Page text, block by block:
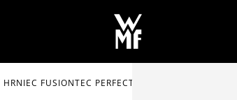
HRNIEC FUSIONTEC PERFECT PREMIUM 6.5 L